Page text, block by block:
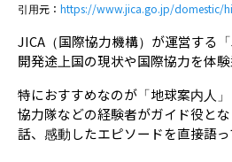
引用元： https://www.jica.go.jp/domestic/
JICA（国際協力機構）が運営する
開発途上国の現状や国際協力を体験
特におすすめなのが「地球案内人
協力隊などの経験者がガイド役と
話、感動したエピソードを直接語っ